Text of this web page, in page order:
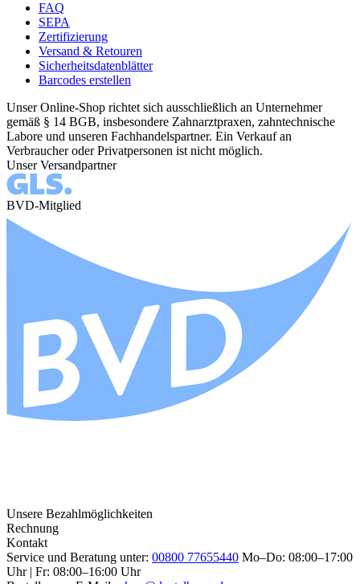
FAQ
SEPA
Zertifizierung
Versand & Retouren
Sicherheitsdatenblätter
Barcodes erstellen
Unser Online-Shop richtet sich ausschließlich an Unternehmer
gemäß § 14 BGB, insbesondere Zahnarztpraxen, zahntechnische
Labore und unseren Fachhandelspartner. Ein Verkauf an
Verbraucher oder Privatpersonen ist nicht möglich.
Unser Versandpartner
BVD-Mitglied
Unsere Bezahlmöglichkeiten
Rechnung
Kontakt
Service und Beratung unter: 00800 77655440 Mo–Do: 08:00–17:00
Uhr | Fr: 08:00–16:00 Uhr